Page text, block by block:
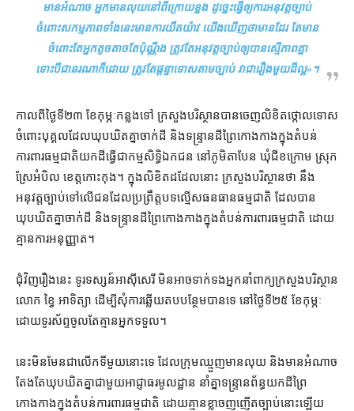
មាន​អំណាច អ្នកមាន​លុយ​នៅ​ពី​ក្រោយខ្នង ដូច្នេះ​ធ្វើ​ឲ្យ​ការអនុវត្ត​ច្បាប់
ចំពោះ​សកម្មភាព​ទាំងនេះ​មានការ​យឺតយ៉ាវ យើង​ឃើញថា​មាន​ដែរ តែ​មាន​
ចំពោះតែ​អ្នក​តូចតាច​តែ​ប៉ុណ្ណឹង ត្រូវតែ​អនុវត្ត​ច្បាប់​ឲ្យ​បាន​ស្មើភាព​គ្នា
ទោះបីជា​នរណា​ក៏ដោយ ត្រូវតែ​ផ្ដន្ទាទោស​តាមច្បាប់ វា​ជា​រឿង​មួយ​ដ៏​ល្អ»។
កាលពី​ថ្ងៃទី​២៣ ខែកុម្ភៈ​កន្លងទៅ ក្រសួងបរិស្ថាន​បាន​ចេញ​លិខិត​ថ្កោលទោស
ចំពោះ​បុគ្គល​ដែល​ឃុបឃិត​គ្នា​ចាក់​ដី និង​ទន្ទ្រាន​ដី​ព្រៃកោងកាង​ក្នុង​តំបន់
ការពារធម្មជាតិ​យក​ដី​ធ្វើជា​កម្មសិទ្ធិឯកជន នៅ​ភូមិ​តា​បែន ឃុំ​ជីខក្រោម ស្រុក​
ស្រែ​អំបិល ខេត្ត​កោះកុង។ ក្នុង​លិខិត​ដដែល​នោះ ក្រសួង​បរិស្ថាន​ថា នឹង​
អនុវត្ត​ច្បាប់​ទៅលើ​ជន​ដែល​ប្រព្រឹត្ត​បទល្មើស​ធនធានធម្មជាតិ ដែល​បាន​
ឃុបឃិត​គ្នា​ចាក់​ដី និង​ទន្ទ្រាន​ដី​ព្រៃកោងកាង​ក្នុង​តំបន់​ការពារធម្មជាតិ ដោយ​
គ្មាន​ការអនុញ្ញាត។
ជុំវិញ​រឿង​នេះ ទូរទស្សន៍​អាស៊ីសេរី មិនអាច​ទាក់ទង​អ្នកនាំពាក្យ​ក្រសួងបរិស្ថាន
លោក ខ្វៃ អាទិត្យា ដើម្បី​សុំ​ការ​ឆ្លើយតប​បន្ថែម​បានទេ នៅ​ថ្ងៃទី​២៥ ខែកុម្ភៈ
ដោយ​ទូរស័ព្ទ​ចូល​តែ​គ្មាន​អ្នកទទួល។
នេះ​មិនមែន​ជា​លើកទីមួយ​នោះ​ទេ ដែល​ក្រុម​ឈ្មួញ​មាន​លុយ និង​មានអំណាច
តែងតែ​ឃុបឃិត​គ្នា​ជាមួយ​អាជ្ញាធរ​មូលដ្ឋាន នាំគ្នា​ទន្ទ្រាន​ព័ន្ធ​យក​ដី​ព្រៃ
កោងកាង​ក្នុង​តំបន់​ការពារធម្មជាតិ ដោយ​គ្មាន​ខ្លាចញញើត​ច្បាប់​នោះ​ឡើយ